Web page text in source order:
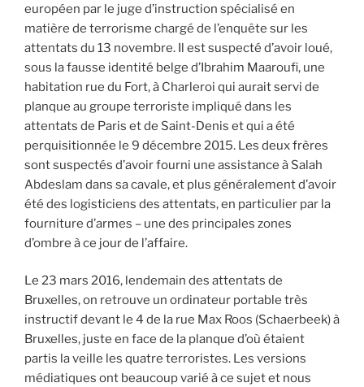
européen par le juge d’instruction spécialisé en
matière de terrorisme chargé de l’enquête sur les
attentats du 13 novembre. Il est suspecté d’avoir loué,
sous la fausse identité belge d’Ibrahim Maaroufi, une
habitation rue du Fort, à Charleroi qui aurait servi de
planque au groupe terroriste impliqué dans les
attentats de Paris et de Saint-Denis et qui a été
perquisitionnée le 9 décembre 2015. Les deux frères
sont suspectés d’avoir fourni une assistance à Salah
Abdeslam dans sa cavale, et plus généralement d’avoir
été des logisticiens des attentats, en particulier par la
fourniture d’armes – une des principales zones
d’ombre à ce jour de l’affaire.
Le 23 mars 2016, lendemain des attentats de
Bruxelles, on retrouve un ordinateur portable très
instructif devant le 4 de la rue Max Roos (Schaerbeek) à
Bruxelles, juste en face de la planque d’où étaient
partis la veille les quatre terroristes. Les versions
médiatiques ont beaucoup varié à ce sujet et nous